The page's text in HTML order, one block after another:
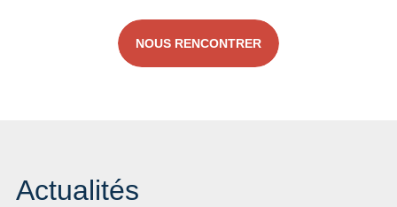
NOUS RENCONTRER
Actualités